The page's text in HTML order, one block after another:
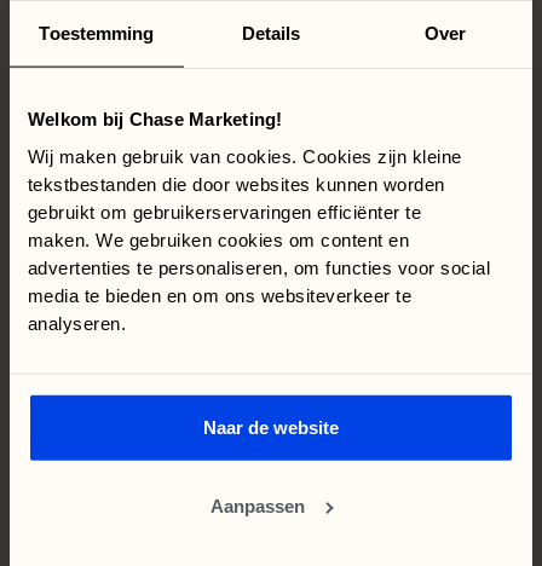
Toestemming Details Over
Welkom bij Chase Marketing!
Wij maken gebruik van cookies. Cookies zijn kleine
tekstbestanden die door websites kunnen worden
gebruikt om gebruikerservaringen efficiënter te
maken. We gebruiken cookies om content en
advertenties te personaliseren, om functies voor social
media te bieden en om ons websiteverkeer te
analyseren.
Naar de website
Aanpassen
gemeten omzet met 452,54% en het aantal
eCommerce
om te winnen.
We duiken in jeDNA